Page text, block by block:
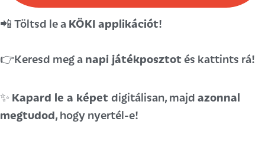
📲 Töltsd le aKÖKI applikációt!
👉Keresd meg anapi játékposztotés kattints rá!
✨Kapard le a képetdigitálisan, majdazonnal
megtudod, hogy nyertél-e!